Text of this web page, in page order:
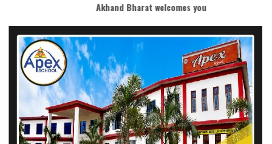
Akhand Bharat welcomes you